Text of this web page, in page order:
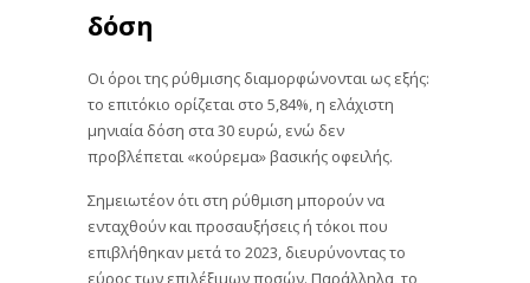
δόση
Οι όροι της ρύθμισης διαμορφώνονται ως εξής:
το επιτόκιο ορίζεται στο 5,84%, η ελάχιστη
μηνιαία δόση στα 30 ευρώ, ενώ δεν
προβλέπεται «κούρεμα» βασικής οφειλής.
Σημειωτέον ότι στη ρύθμιση μπορούν να
ενταχθούν και προσαυξήσεις ή τόκοι που
επιβλήθηκαν μετά το 2023, διευρύνοντας το
εύρος των επιλέξιμων ποσών. Παράλληλα, το